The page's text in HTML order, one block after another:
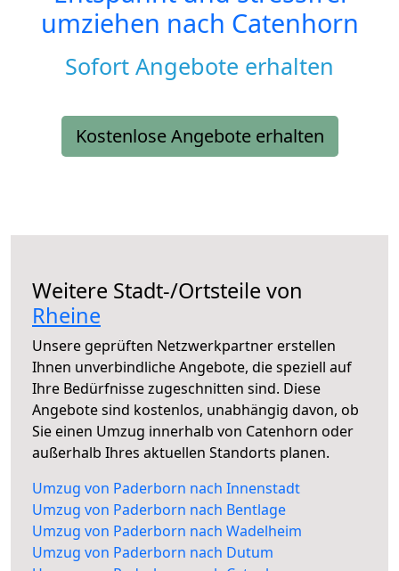
umziehen nach Catenhorn
Sofort Angebote erhalten
Kostenlose Angebote erhalten
Weitere Stadt-/Ortsteile von
Rheine
Unsere geprüften Netzwerkpartner erstellen
Ihnen unverbindliche Angebote, die speziell auf
Ihre Bedürfnisse zugeschnitten sind. Diese
Angebote sind kostenlos, unabhängig davon, ob
Sie einen Umzug innerhalb von Catenhorn oder
außerhalb Ihres aktuellen Standorts planen.
Umzug von Paderborn nach Innenstadt
Umzug von Paderborn nach Bentlage
Umzug von Paderborn nach Wadelheim
Umzug von Paderborn nach Dutum